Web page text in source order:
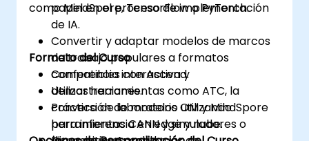
como MindSpore, TensorFlow o PyTorch.
papel en el proceso de implementación
de IA.
Convertir y adaptar modelos de marcos
de trabajo populares a formatos
compatibles con Ascend.
Utilizar herramientas como ATC, la
conversión de modelos OM y MindSpore
para inferencia en edge y nube.
Formato del Curso
Conferencia interactiva y
demostraciones.
Práctica de laboratorio utilizando
herramientas CANN y simuladores o